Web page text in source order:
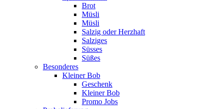
Brot
Müsli
Müsli
Salzig oder Herzhaft
Salziges
Süsses
Süßes
Besonderes
Kleiner Bob
Geschenk
Kleiner Bob
Promo Jobs